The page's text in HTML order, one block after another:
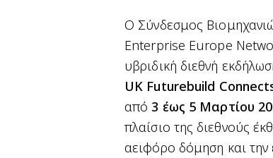
Ο Σύνδεσμος
Enterprise Europe
υβριδική διεθνή
UK Futurebuild
από 3 έως 5 Μαρτίου
πλαίσιο της διεθνούς
αειφόρο δόμηση και την